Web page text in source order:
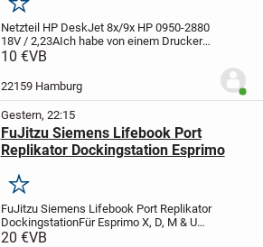
Merken
Netzteil HP DeskJet 8x/9x HP 0950-2880
18V / 2,23AIch habe von einem Drucker
noch ein original HP-Netzteil übrig.
OfficeJet G55 G85 G95 T45 T65 V30 V40
und...
10 €VB
22159 Hamburg
Gestern, 22:15
FuJitzu Siemens Lifebook Port
Replikator Dockingstation Esprimo
Merken
FuJitzu Siemens Lifebook Port Replikator
DockingstationFür Esprimo X, D, M & U
Serie FPCPR231 / CP662803
20 €VB